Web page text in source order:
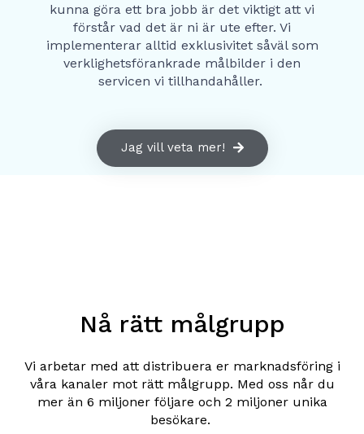
kunna göra ett bra jobb är det viktigt att vi
förstår vad det är ni är ute efter. Vi
implementerar alltid exklusivitet såväl som
verklighetsförankrade målbilder i den
servicen vi tillhandahåller.
Jag vill veta mer!
Nå rätt målgrupp
Vi arbetar med att distribuera er marknadsföring i
våra kanaler mot rätt målgrupp. Med oss når du
mer än 6 miljoner följare och 2 miljoner unika
besökare.